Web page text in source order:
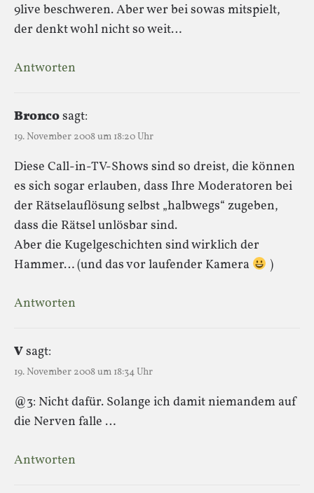
9live beschweren. Aber wer bei sowas mitspielt,
der denkt wohl nicht so weit…
Antworten
Broncosagt:
19. November 2008 um 18:20 Uhr
Diese Call-in-TV-Shows sind so dreist, die können
es sich sogar erlauben, dass Ihre Moderatoren bei
der Rätselauflösung selbst „halbwegs“ zugeben,
dass die Rätsel unlösbar sind.
Aber die Kugelgeschichten sind wirklich der
Hammer… (und das vor laufender Kamera
)
Antworten
Vsagt:
19. November 2008 um 18:34 Uhr
@3: Nicht dafür. Solange ich damit niemandem auf
die Nerven falle …
Antworten